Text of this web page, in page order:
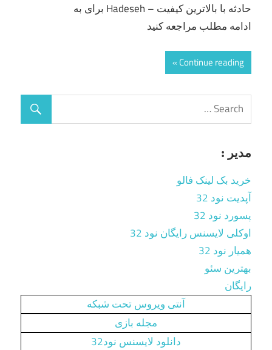
حادثه با بالاترین کیفیت – Hadeseh برای به
ادامه مطلب مراجعه کنید
Continue reading
مدیر :
خرید بک لینک فالو
آپدیت نود 32
پسورد نود 32
اوکلی لایسنس رایگان نود 32
همیار نود 32
بهترین سئو
رایگان
آنتی ویروس تحت شبکه
مجله بازی
دانلود لایسنس نود32